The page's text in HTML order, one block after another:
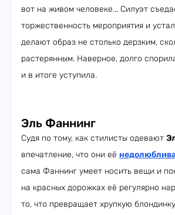
вот на живом человеке... Силуэт
торжественность мероприятия и
делают образ не столько дерзким,
растерянным. Наверное, долго
и в итоге уступила.
Эль Фаннинг
Судя по тому, как стилисты одевают
впечатление, что они её
сама Фаннинг умеет носить вещи и
на красных дорожках её регулярно
то, что превращает хрупкую